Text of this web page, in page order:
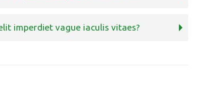
imperdiet vague iaculis vitaes?